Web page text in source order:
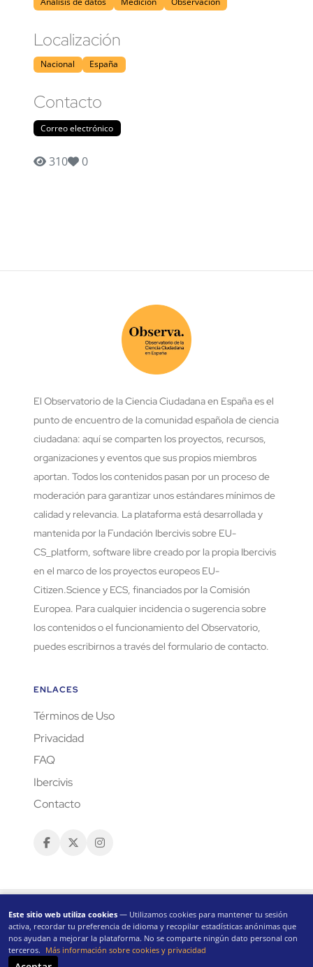
Localización
Nacional España
Contacto
Correo electrónico
310 0
Este sitio web utiliza cookies — Utilizamos cookies para mantener tu sesión
activa, recordar tu preferencia de idioma y recopilar estadísticas anónimas que
nos ayudan a mejorar la plataforma. No se comparte ningún dato personal con
terceros. Más información sobre cookies y privacidad
El Observatorio de la Ciencia Ciudadana en España es el
punto de encuentro de la comunidad española de ciencia
ciudadana: aquí se comparten los proyectos, recursos,
organizaciones y eventos que sus propios miembros
aportan. Todos los contenidos pasan por un proceso de
moderación para garantizar unos estándares mínimos de
calidad y relevancia. La plataforma está desarrollada y
mantenida por la Fundación Ibercivis sobre EU-
CS_platform, software libre creado por la propia Ibercivis
en el marco de los proyectos europeos EU-
Citizen.Science y ECS, financiados por la Comisión
Europea. Para cualquier incidencia o sugerencia sobre
los contenidos o el funcionamiento del Observatorio,
puedes escribirnos a través del formulario de contacto.
ENLACES
Términos de Uso
Privacidad
FAQ
Ibercivis
Contacto